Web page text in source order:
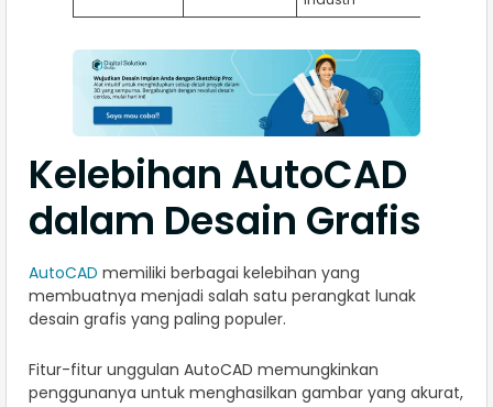
Kelebihan AutoCAD
dalam Desain Grafis
AutoCAD memiliki berbagai kelebihan yang
membuatnya menjadi salah satu perangkat lunak
desain grafis yang paling populer.
Fitur-fitur unggulan AutoCAD memungkinkan
penggunanya untuk menghasilkan gambar yang akurat,